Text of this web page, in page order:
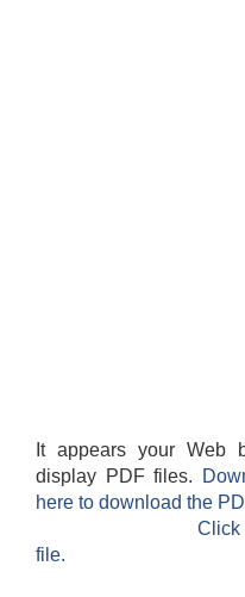
It appears your Web
display PDF files.
here to download the
file.